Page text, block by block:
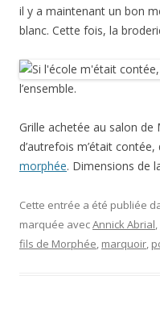
il y a maintenant un bon
blanc. Cette fois, la
l’ensemble.
Grille achetée au salon
d’autrefois m’était contée,
morphée. Dimensions de
Cette entrée a été publiée
marquée avecAnnick Abrial,
fils de Morphée, marquoir,